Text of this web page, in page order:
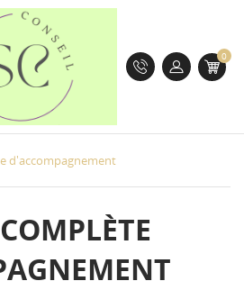
0
d'accompagnement